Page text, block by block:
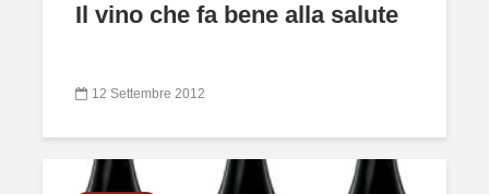
Il vino che fa bene alla salute
12 Settembre 2012